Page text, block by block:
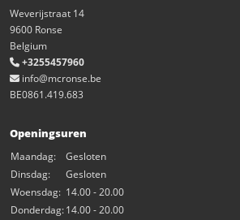
Weverijstraat 14
9600 Ronse
Belgium
+3255457960
info@mcronse.be
BE0861.419.683
Openingsuren
Maandag:
Gesloten
Dinsdag:
Gesloten
Woensdag: 14.00 - 20.00
Donderdag:14.00 - 20.00